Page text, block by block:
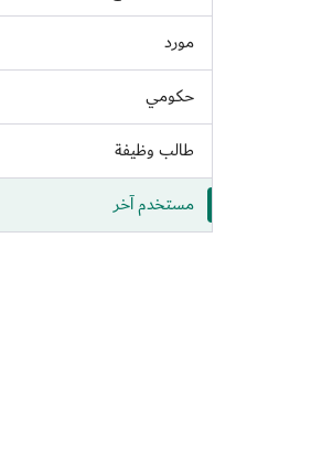
مورد
حكومي
طالب وظيفة
مستخدم آخر